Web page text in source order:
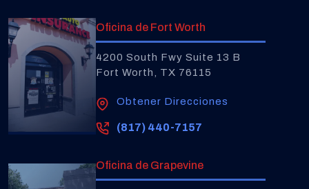
Oficina de Fort Worth
4200 South Fwy Suite 13 B
Fort Worth, TX 76115
Obtener Direcciones
(817) 440-7157
Oficina de Grapevine